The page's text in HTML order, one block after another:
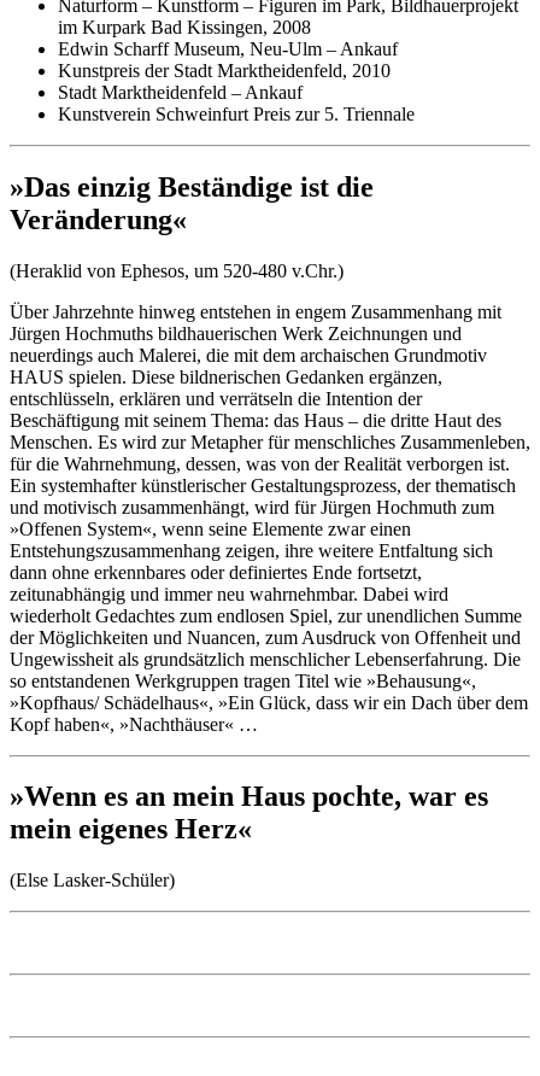
Naturform – Kunstform – Figuren im Park, Bildhauerprojekt
im Kurpark Bad Kissingen, 2008
Edwin Scharff Museum, Neu-Ulm – Ankauf
Kunstpreis der Stadt Marktheidenfeld, 2010
Stadt Marktheidenfeld – Ankauf
Kunstverein Schweinfurt Preis zur 5. Triennale
»Das einzig Beständige ist die
Veränderung«
(Heraklid von Ephesos, um 520-480 v.Chr.)
Über Jahrzehnte hinweg entstehen in engem Zusammenhang mit
Jürgen Hochmuths bildhauerischen Werk Zeichnungen und
neuerdings auch Malerei, die mit dem archaischen Grundmotiv
HAUS spielen. Diese bildnerischen Gedanken ergänzen,
entschlüsseln, erklären und verrätseln die Intention der
Beschäftigung mit seinem Thema: das Haus – die dritte Haut des
Menschen. Es wird zur Metapher für menschliches Zusammenleben,
für die Wahrnehmung, dessen, was von der Realität verborgen ist.
Ein systemhafter künstlerischer Gestaltungsprozess, der thematisch
und motivisch zusammenhängt, wird für Jürgen Hochmuth zum
»Offenen System«, wenn seine Elemente zwar einen
Entstehungszusammenhang zeigen, ihre weitere Entfaltung sich
dann ohne erkennbares oder definiertes Ende fortsetzt,
zeitunabhängig und immer neu wahrnehmbar. Dabei wird
wiederholt Gedachtes zum endlosen Spiel, zur unendlichen Summe
der Möglichkeiten und Nuancen, zum Ausdruck von Offenheit und
Ungewissheit als grundsätzlich menschlicher Lebenserfahrung. Die
so entstandenen Werkgruppen tragen Titel wie »Behausung«,
»Kopfhaus/ Schädelhaus«, »Ein Glück, dass wir ein Dach über dem
Kopf haben«, »Nachthäuser« …
»Wenn es an mein Haus pochte, war es
mein eigenes Herz«
(Else Lasker-Schüler)